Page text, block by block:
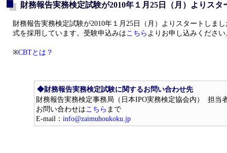
財務報告実務検定試験が2010年１月25日（月）よりスタ
財務報告実務検定試験が2010年１月25日（月）よりスタートしま
式を採用しています。受験申込みはこちら よりお申し込みください
※CBTとは？
◆財務報告実務検定試験に関するお問い合わせ先
財務報告実務検定事務局（日本IPO実務検定協会内） 担
お問い合わせはこちら まで
E-mail：info@zaimuhoukoku.jp